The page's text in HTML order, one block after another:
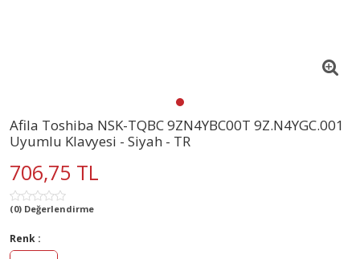
Afila Toshiba NSK-TQBC 9ZN4YBC00T 9Z.N4YGC.001
Uyumlu Klavyesi - Siyah - TR
706,75 TL
(0) Değerlendirme
Renk :